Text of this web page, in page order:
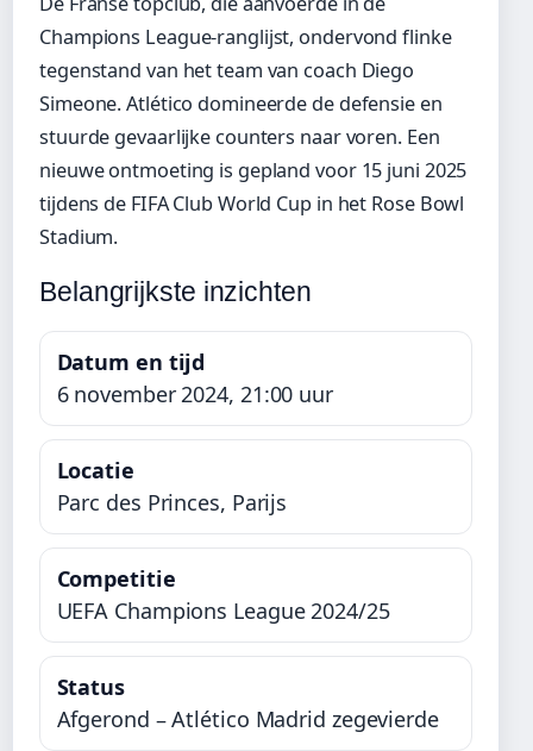
Champions League-ranglijst, ondervond flinke
tegenstand van het team van coach Diego
Simeone. Atlético domineerde de defensie en
stuurde gevaarlijke counters naar voren. Een
nieuwe ontmoeting is gepland voor 15 juni 2025
tijdens de FIFA Club World Cup in het Rose Bowl
Stadium.
Belangrijkste inzichten
Datum en tijd
6 november 2024, 21:00 uur
Locatie
Parc des Princes, Parijs
Competitie
UEFA Champions League 2024/25
Status
Afgerond – Atlético Madrid zegevierde